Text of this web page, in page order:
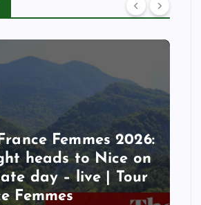
Femmes 2026:
heads to Nice on
day – live | Tour
Femmes